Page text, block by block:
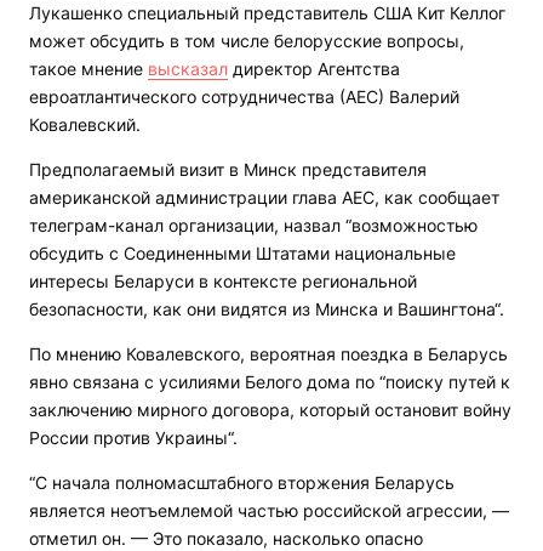
Лукашенко специальный представитель США Кит Келлог
может обсудить в том числе белорусские вопросы,
такое мнение высказал директор Агентства
евроатлантического сотрудничества (АЕС) Валерий
Ковалевский.
Предполагаемый визит в Минск представителя
американской администрации глава АЕС, как сообщает
телеграм-канал организации, назвал “возможностью
обсудить с Соединенными Штатами национальные
интересы Беларуси в контексте региональной
безопасности, как они видятся из Минска и Вашингтона“.
По мнению Ковалевского, вероятная поездка в Беларусь
явно связана с усилиями Белого дома по “поиску путей к
заключению мирного договора, который остановит войну
России против Украины“.
“С начала полномасштабного вторжения Беларусь
является неотъемлемой частью российской агрессии, —
отметил он. — Это показало, насколько опасно